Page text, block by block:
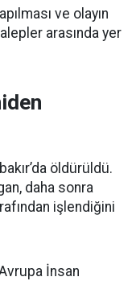
ve olayın
arasında yer
öldürüldü.
daha sonra
işlendiğini
İnsan